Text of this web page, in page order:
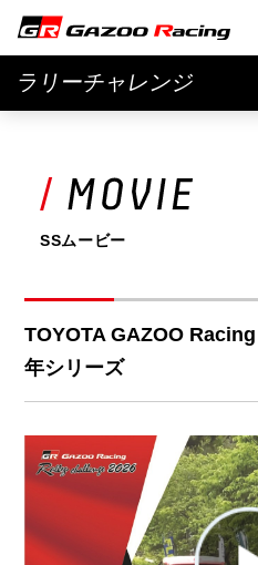
ラリーチャレンジ
SSムービー
TOYOTA GAZOO
年シリーズ